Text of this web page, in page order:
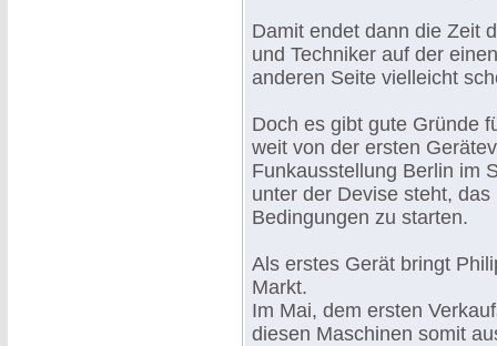
Damit endet dann die Zeit
und Techniker auf der
anderen Seite vielleicht
Doch es gibt gute Gründe
weit von der ersten
Funkausstellung Berlin im
unter der Devise steht,
Bedingungen zu starten.
Als erstes Gerät bringt
Markt.
Im Mai, dem ersten
diesen Maschinen somit